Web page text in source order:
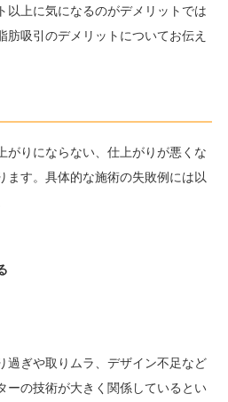
以上に気になるのがデメリットでは
肪吸引のデメリットについてお伝え
がりにならない、仕上がりが悪くな
ます。具体的な施術の失敗例には以
過ぎや取りムラ、デザイン不足など
ーの技術が大きく関係しているとい